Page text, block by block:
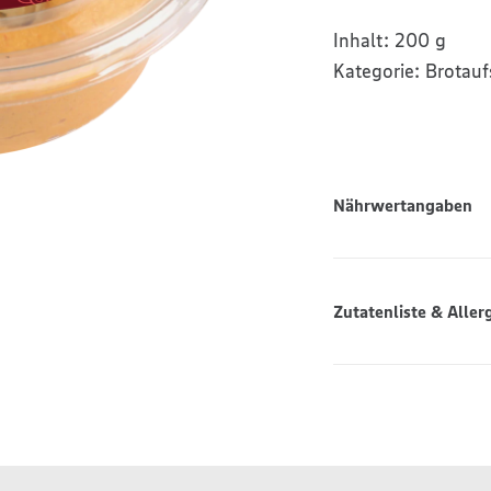
Inhalt: 200 g
Kategorie:
Nährwertangaben
Zutatenliste &